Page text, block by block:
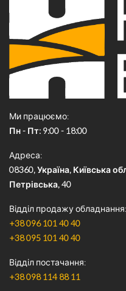
Ми працюємо
Пн - Пт: 9:00 - 18:00
Адреса
08360, Україна, Київська
Петрівська, 40
Відділ продажу обладнання
+38 096 101 40 40
+38 095 101 40 40
Відділ постачання
+38 098 114 88 11